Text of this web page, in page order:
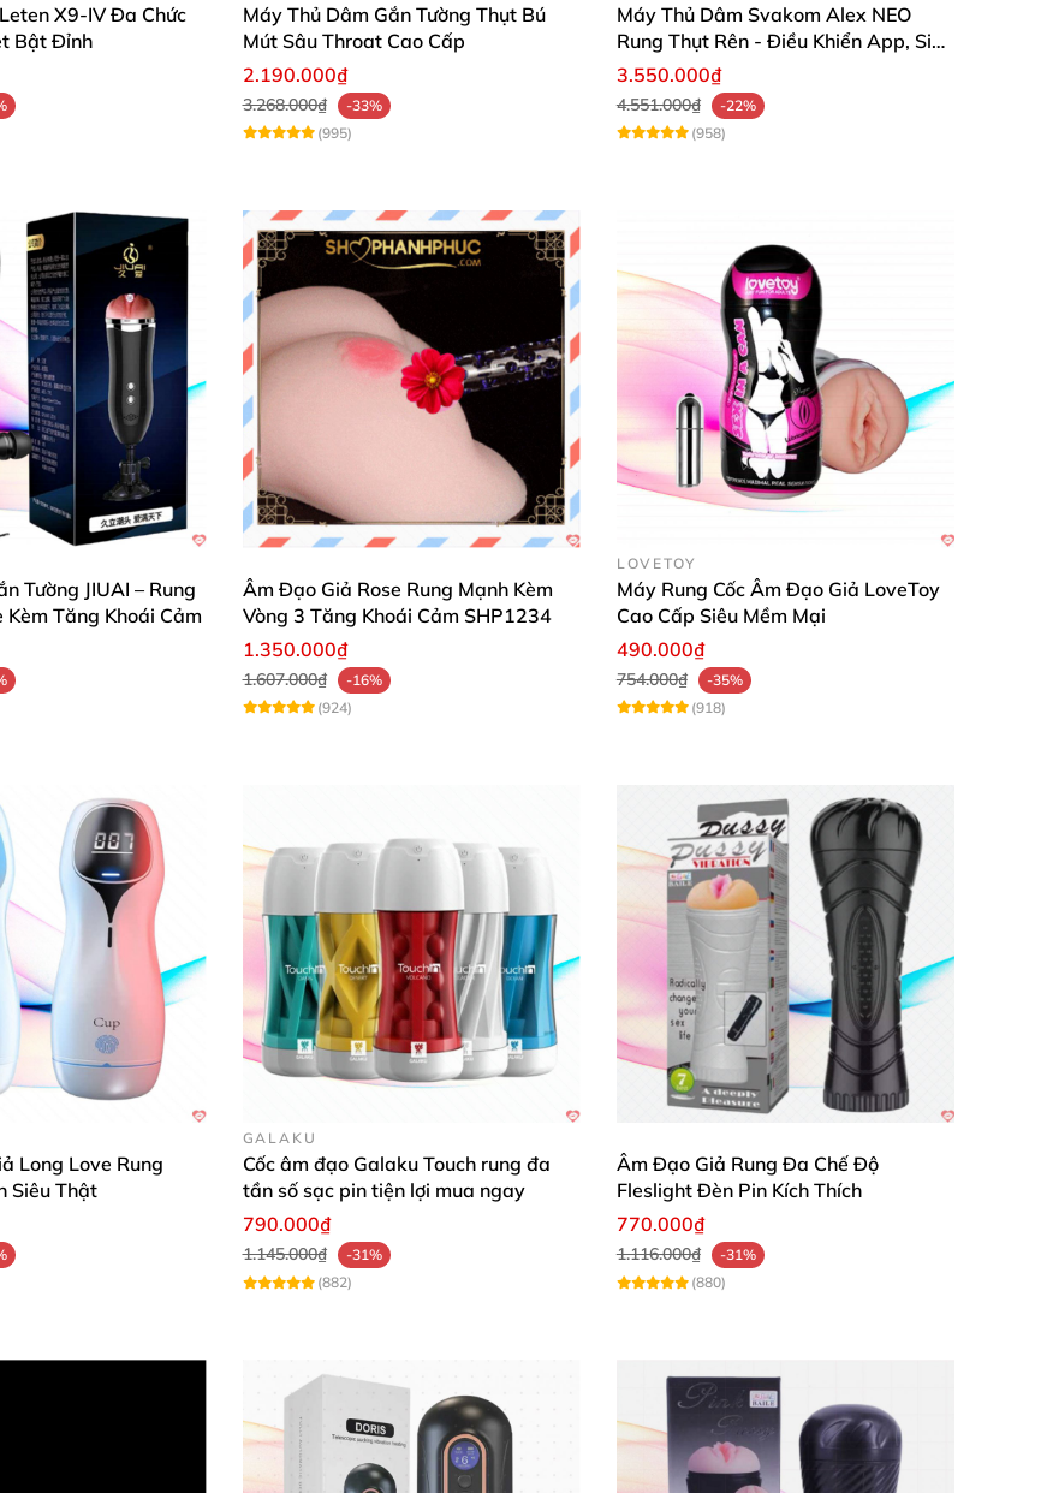
kích thước “cậu bé” của phái mạnhmà còn dễ tháo lắp, vệ sinh nên đây được xem là giải
nghiệm tình dục chốn phòng the cùng đối tác.
trực tiếp có thể kết hợp các quần lót có “cửa sổ”
để tăng cường cố định dương vật
sự ổn định
và thoải mái khi quan hệ tình dụcvới bạn tình.
X9-IV Đa Chức
Bật Đỉnh
Máy Thủ Dâm Gắn Tường Thụt Bú
Mút Sâu Throat Cao Cấp
2.190.000₫
3.268.000₫
-33%
(995)
Máy Thủ Dâm Svakom Alex NEO
Rung Thụt Rên - Điều Khiển App, Siêu
Phê
3.550.000₫
4.551.000₫
-22%
(958)
Tường JIUAI – Rung
Kèm Tăng Khoái Cảm
Âm Đạo Giả Rose Rung Mạnh Kèm
Vòng 3 Tăng Khoái Cảm SHP1234
1.350.000₫
1.607.000₫
-16%
(924)
LOVETOY
Máy Rung Cốc Âm Đạo Giả LoveToy
Cao Cấp Siêu Mềm Mại
490.000₫
754.000₫
-35%
(918)
Long Love Rung
Siêu Thật
GALAKU
Cốc âm đạo Galaku Touch rung đa
tần số sạc pin tiện lợi mua ngay
790.000₫
1.145.000₫
-31%
(882)
Âm Đạo Giả Rung Đa Chế Độ
Fleslight Đèn Pin Kích Thích
770.000₫
1.116.000₫
-31%
(880)